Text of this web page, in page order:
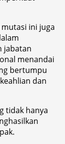
ini juga
jabatan
menandai
bertumpu
dan
tidak hanya